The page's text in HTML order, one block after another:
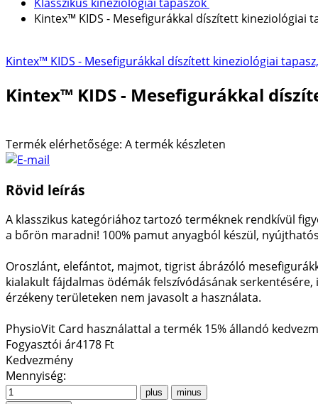
Kintex™ KIDS - Mesefigurákkal díszített kineziológiai
Kintex™ KIDS - Mesefigurákkal díszített kineziológiai
Kintex™ KIDS - Mesefigurákkal
Termék elérhetősége: A termék készleten
Rövid leírás
A klasszikus kategóriához tartozó terméknek rendkívül
a bőrön maradni! 100% pamut anyagból készül,
Oroszlánt, elefántot, majmot, tigrist ábrázóló
kialakult fájdalmas ödémák felszívódásának
érzékeny területeken nem javasolt a használata.
PhysioVit Card használattal a termék 15% állandó
Fogyasztói ár4178 Ft
Kedvezmény
Mennyiség: